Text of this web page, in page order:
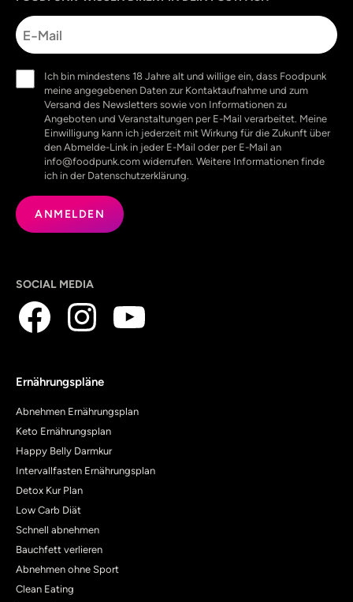
E-
Mail
(erforderlich)
Ich bin mindestens 18 Jahre alt und willige ein, dass Foodpunk
meine angegebenen Daten zur Kontaktaufnahme und zum
Versand des Newsletters sowie von Informationen zu
Angeboten und Veranstaltungen per E-Mail verarbeitet. Meine
Einwilligung kann ich jederzeit mit Wirkung für die Zukunft über
den Abmelde-Link in jeder E-Mail oder per E-Mail an
info@foodpunk.com widerrufen. Weitere Informationen finde
ich in der Datenschutzerklärung.
SOCIAL MEDIA
Ernährungspläne
Abnehmen Ernährungsplan
Keto Ernährungsplan
Happy Belly Darmkur
Intervallfasten Ernährungsplan
Detox Kur Plan
Low Carb Diät
Schnell abnehmen
Bauchfett verlieren
Abnehmen ohne Sport
Clean Eating